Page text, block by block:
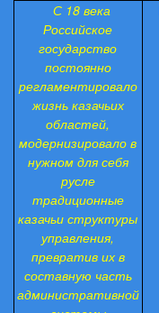
С 18 века
Российское
государство
постоянно
регламентировало
жизнь казачьих
областей,
модернизировало в
нужном для себя
русле
традиционные
казачьи структуры
управления,
превратив их в
составную часть
административной